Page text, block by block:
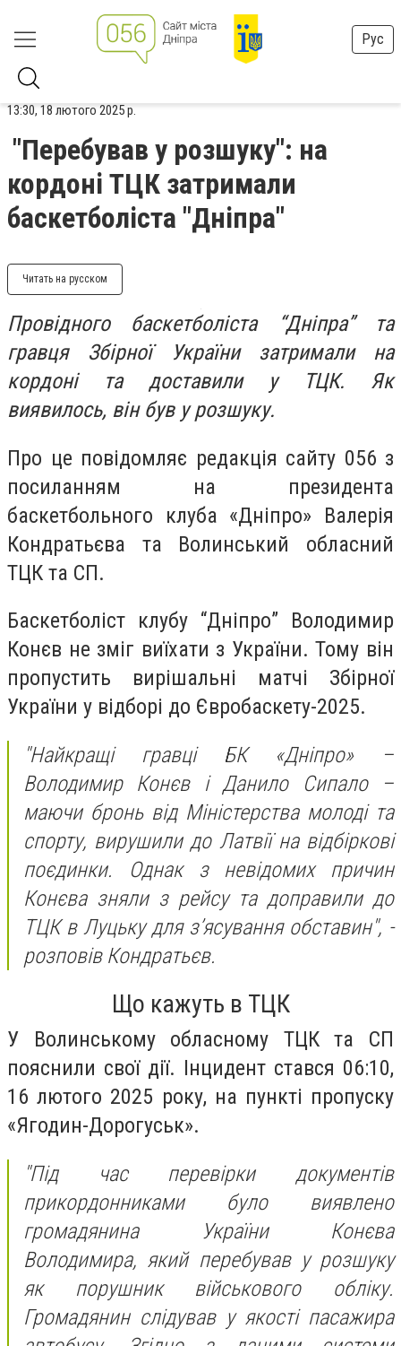
Рус
13:30, 18 лютого 2025 р.
"Перебував у розшуку": на
кордоні ТЦК затримали
баскетболіста "Дніпра"
Читать на русском
Провідного баскетболіста “Дніпра” та
гравця Збірної України затримали на
кордоні та доставили у ТЦК. Як
виявилось, він був у розшуку.
Про це повідомляє редакція сайту 056 з
посиланням на президента
баскетбольного клуба «Дніпро» Валерія
Кондратьєва та Волинський обласний
ТЦК та СП.
Баскетболіст клубу “Дніпро” Володимир
Конєв не зміг виїхати з України. Тому він
пропустить вирішальні матчі Збірної
України у відборі до Євробаскету-2025.
"Найкращі гравці БК «Дніпро» –
Володимир Конєв і Данило Сипало –
маючи бронь від Міністерства молоді та
спорту, вирушили до Латвії на відбіркові
поєдинки. Однак з невідомих причин
Конєва зняли з рейсу та доправили до
ТЦК в Луцьку для з’ясування обставин", -
розповів Кондратьєв.
Що кажуть в ТЦК
У Волинському обласному ТЦК та СП
пояснили свої дії. Інцидент стався 06:10,
16 лютого 2025 року, на пункті пропуску
«Ягодин-Дорогуськ».
"Під час перевірки документів
прикордонниками було виявлено
громадянина України Конєва
Володимира, який перебував у розшуку
як порушник військового обліку.
Громадянин слідував у якості пасажира